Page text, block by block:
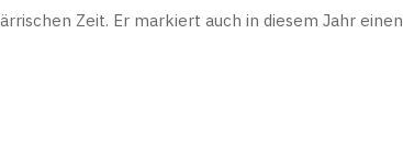
Zeit. Er markiert auch in diesem Jahr einen